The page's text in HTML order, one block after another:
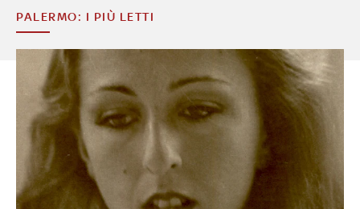
PALERMO: I PIÙ LETTI